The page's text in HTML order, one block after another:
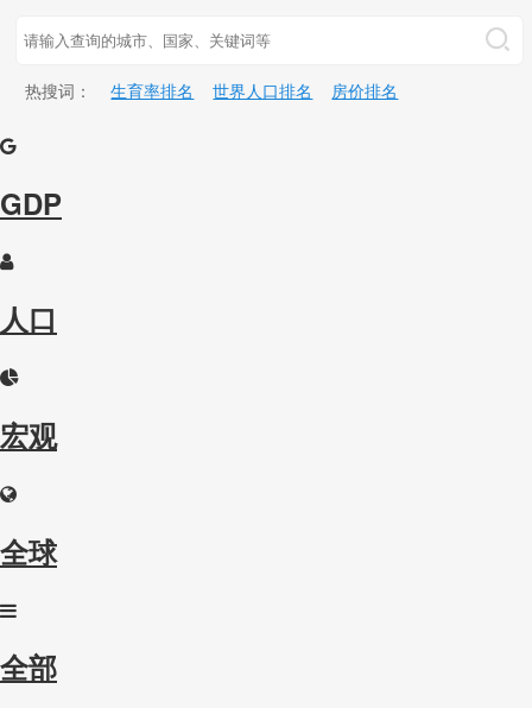
热搜词： 生育率排名 世界人口排名 房价排名
GDP
人口
宏观
全球
全部